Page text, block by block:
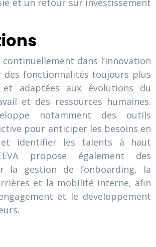
et un retour sur investissement
continuellement dans l’innovation
des fonctionnalités toujours plus
et adaptées aux évolutions du
et des ressources humaines.
notamment des outils
pour anticiper les besoins en
et identifier les talents à haut
propose également des
la gestion de l’onboarding, la
et la mobilité interne, afin
et le développement